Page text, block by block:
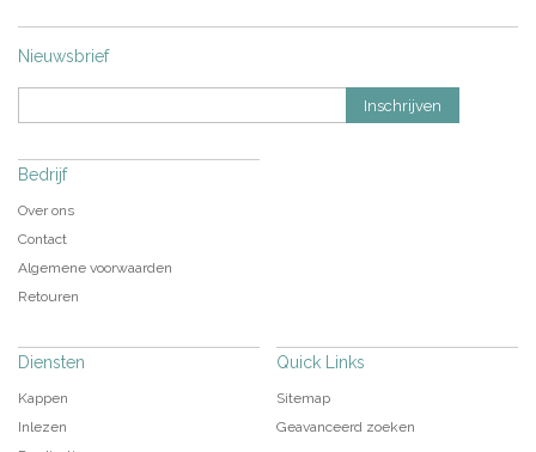
Nieuwsbrief
Inschrijven
Bedrijf
Over ons
Contact
Algemene voorwaarden
Retouren
Diensten
Kappen
Inlezen
Quick Links
Sitemap
Geavanceerd zoeken